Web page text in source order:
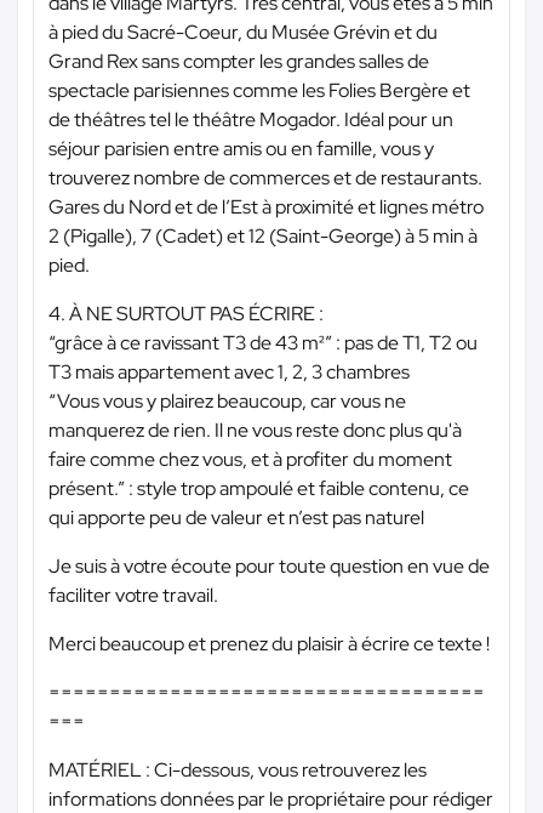
à pied du Sacré-Coeur, du Musée Grévin et du
Grand Rex sans compter les grandes salles de
spectacle parisiennes comme les Folies Bergère et
de théâtres tel le théâtre Mogador. Idéal pour un
séjour parisien entre amis ou en famille, vous y
trouverez nombre de commerces et de restaurants.
Gares du Nord et de l’Est à proximité et lignes métro
2 (Pigalle), 7 (Cadet) et 12 (Saint-George) à 5 min à
pied.
4. À NE SURTOUT PAS ÉCRIRE :
“grâce à ce ravissant T3 de 43 m²” : pas de T1, T2 ou
T3 mais appartement avec 1, 2, 3 chambres
“Vous vous y plairez beaucoup, car vous ne
manquerez de rien. Il ne vous reste donc plus qu'à
faire comme chez vous, et à profiter du moment
présent.” : style trop ampoulé et faible contenu, ce
qui apporte peu de valeur et n’est pas naturel
Je suis à votre écoute pour toute question en vue de
faciliter votre travail.
Merci beaucoup et prenez du plaisir à écrire ce texte !
====================================
===
MATÉRIEL : Ci-dessous, vous retrouverez les
informations données par le propriétaire pour rédiger